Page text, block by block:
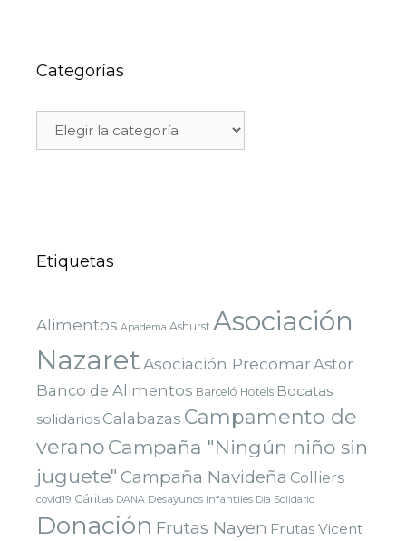
Categorías
Etiquetas
Alimentos Apadema Ashurst Asociación
NazaretAsociación PrecomarAstor
Banco de Alimentos Barceló Hotels Bocatas
solidarios Calabazas Campamento de
verano Campaña "Ningún niño sin
juguete" Campaña Navideña Colliers
covid19 Cáritas DANA Desayunos infantiles Dia Solidario
Donación Frutas Nayen Frutas Vicent